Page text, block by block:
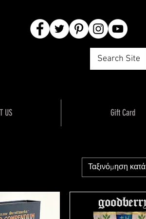
Search Site
US Gift Card
Ταξινόμηση κατά